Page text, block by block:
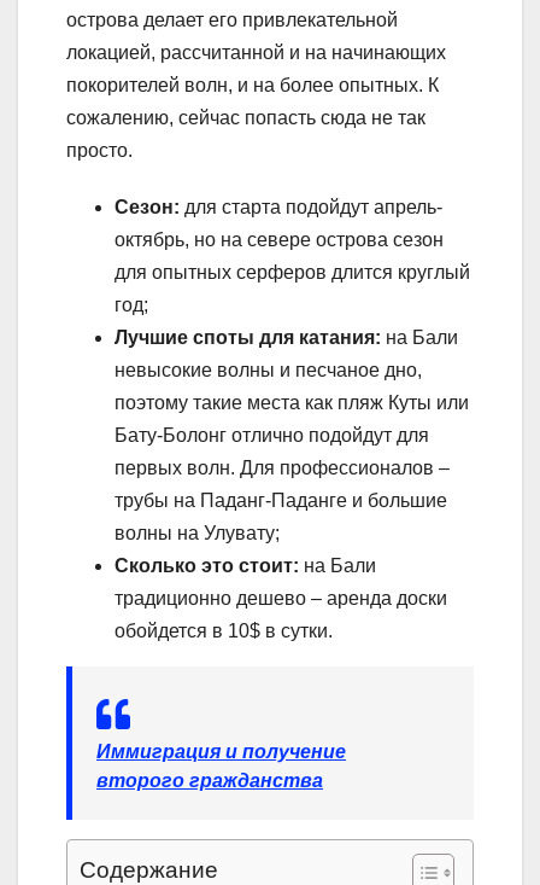
острова делает его привлекательной
локацией, рассчитанной и на начинающих
покорителей волн, и на более опытных. К
сожалению, сейчас попасть сюда не так
просто.
Сезон: для старта подойдут апрель-
октябрь, но на севере острова сезон
для опытных серферов длится круглый
год;
Лучшие споты для катания: на Бали
невысокие волны и песчаное дно,
поэтому такие места как пляж Куты или
Бату-Болонг отлично подойдут для
первых волн. Для профессионалов –
трубы на Паданг-Паданге и большие
волны на Улувату;
Сколько это стоит: на Бали
традиционно дешево – аренда доски
обойдется в 10$ в сутки.
Иммиграция и получение
второго гражданства
Содержание